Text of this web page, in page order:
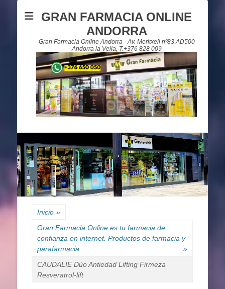
GRAN FARMACIA ONLINE
ANDORRA
Gran Farmacia Online Andorra - Av. Meritxell nº83 AD500
Andorra la Vella, T.+376 828 009
Inicio »
Gran Farmacia Online es tu farmacia de
confianza en internet. Productos de farmacia y
parafarmacia
»
CAUDALIE Dúo Antiedad Lifting Firmeza
Resveratrol-lift